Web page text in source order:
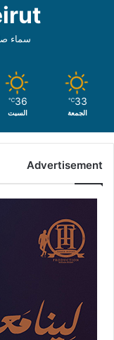
سماء
33
℃
الجمعة
36
℃
السبت
Advertisement